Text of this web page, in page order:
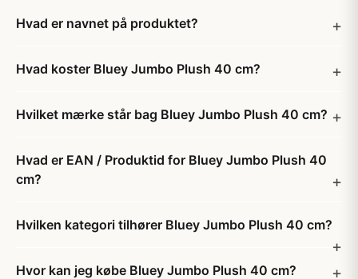
Hvad er navnet på produktet?
Hvad koster Bluey Jumbo Plush 40 cm?
Hvilket mærke står bag Bluey Jumbo Plush 40 cm?
Hvad er EAN / Produktid for Bluey Jumbo Plush 40
cm?
Hvilken kategori tilhører Bluey Jumbo Plush 40 cm?
Hvor kan jeg købe Bluey Jumbo Plush 40 cm?